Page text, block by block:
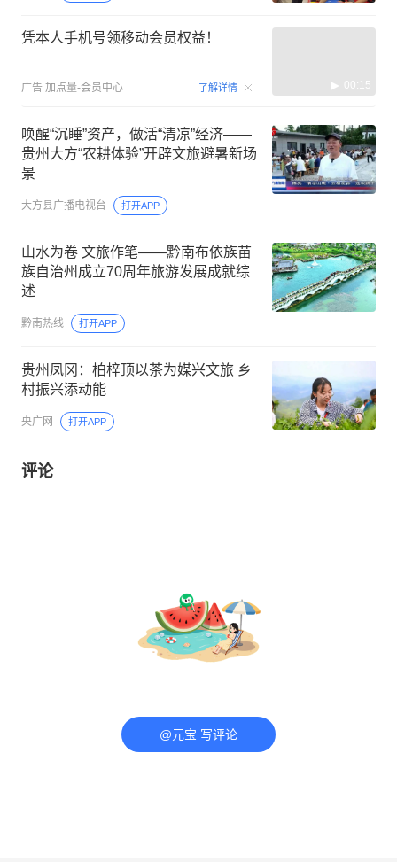
凭本人手机号领移动会员权益！
广告 加点量-会员中心 了解详情 00:15
唤醒“沉睡”资产，做活“清凉”经济——
贵州大方“农耕体验”开辟文旅避暑新场
景
大方县广播电视台 打开APP
山水为卷 文旅作笔——黔南布依族苗
族自治州成立70周年旅游发展成就综
述
黔南热线 打开APP
贵州凤冈：柏梓顶以茶为媒兴文旅 乡
村振兴添动能
央广网 打开APP
评论
@元宝 写评论